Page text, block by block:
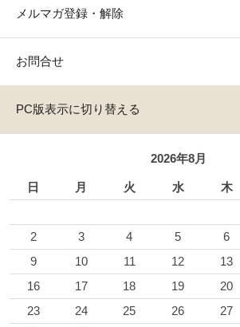
メルマガ登録・解除
お問合せ
PC版表示に切り替える
2026年8月
日 月 火 水 木
2
3 4 5 6
9
10 11 12 13
16
17 18 19 20
23
24 25 26 27